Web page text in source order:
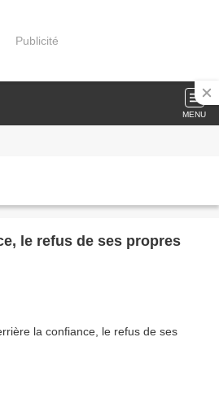
Publicité
MENU
le refus de ses propres